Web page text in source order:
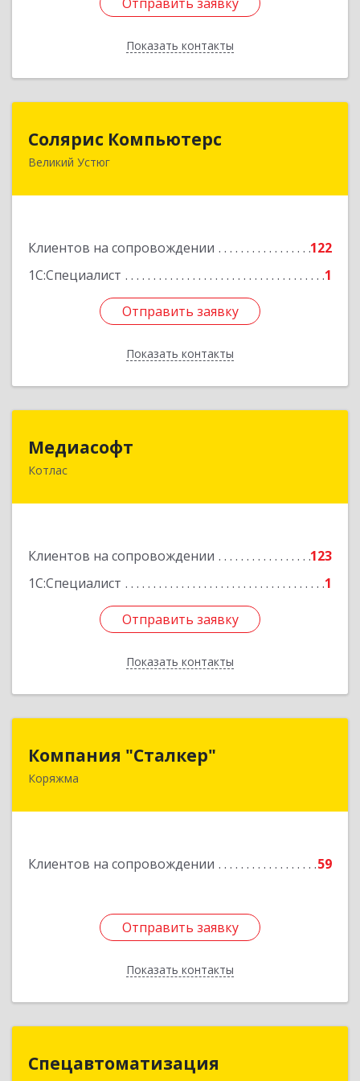
Показать контакты
Назад
Солярис Компьютерс
Великий Устюг
Клиентов на сопровождении
122
1С:Специалист
1
Отправить заявку
Показать контакты
162390, Вологодская обл, Великий Устюг г,
Отправить заявку
Назад
Медиасофт
Котлас
Клиентов на сопровождении
123
1С:Специалист
1
Отправить заявку
Показать контакты
Отправить заявку
Назад
Компания "Сталкер"
Коряжма
Клиентов на сопровождении 59
Отправить заявку
Показать контакты
Отправить заявку
Назад
Спецавтоматизация